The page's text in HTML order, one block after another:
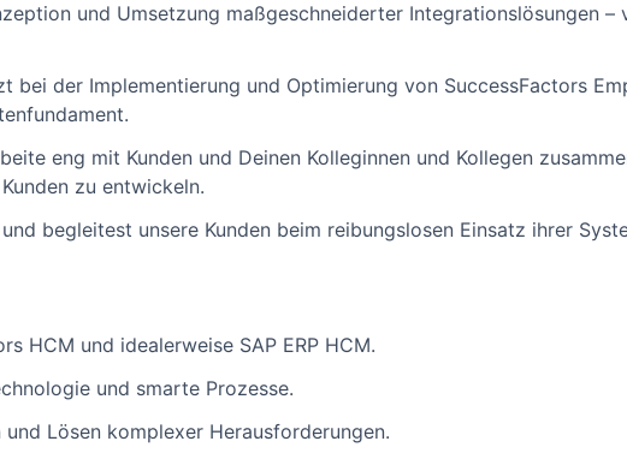
und Umsetzung maßgeschneiderter Integrationslösungen –
bei der Implementierung und Optimierung von SuccessFactors
eng mit Kunden und Deinen Kolleginnen und Kollegen
zu entwickeln.
begleitest unsere Kunden beim reibungslosen Einsatz ihrer
HCM und idealerweise SAP ERP HCM.
und smarte Prozesse.
Lösen komplexer Herausforderungen.